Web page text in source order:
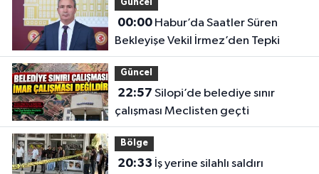
Güncel
00:00Habur’da Saatler Süren
Bekleyişe Vekil İrmez’den Tepki
Güncel
22:57
çalışması Meclisten geçti
Bölge
20:33